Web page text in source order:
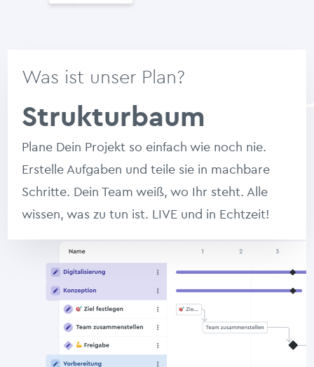
Was ist unser Plan?
Strukturbaum
Plane Dein Projekt so einfach wie noch nie.
Erstelle Aufgaben und teile sie in machbare
Schritte. Dein Team weiß, wo Ihr steht. Alle
wissen, was zu tun ist. LIVE und in Echtzeit!